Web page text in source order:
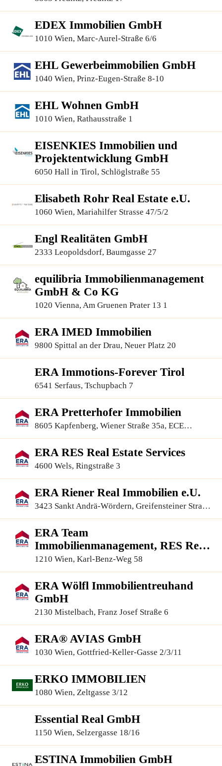
EDEX Immobilien GmbH
1010 Wien, Marc-Aurel-Straße 6/6
EHL Gewerbeimmobilien GmbH
1040 Wien, Prinz-Eugen-Straße 8-10
EHL Wohnen GmbH
1010 Wien, Rathausstraße 1
EISENKIES Immobilien und
Projektentwicklung GmbH
6050 Hall in Tirol, Schlöglstraße 55
Elisabeth Rohr Real Estate e.U.
1060 Wien, Mariahilfer Strasse 47/5/2
Engl Realitäten GmbH
2333 Leopoldsdorf, Baumgasse 27
equilibria Immobilienmanagement
GmbH & Co KG
1020 Vienna, Am Gruenen Prater 13 1
ERA IMED Immobilien
9800 Spittal an der Drau, Neuer Platz 20
ERA Immotions-Forever Tirol
6541 Serfaus, Tschupbach 7
ERA Pretterhofer Immobilien
8605 Kapfenberg, Wiener Straße 35a, ECE
ERA RES Real Estate Services
4600 Wels, Ringstraße 3
ERA Riener Real Immobilien e.U.
3423 Sankt Andrä-Wördern, Greifensteiner Straße
ERA Team
Immobilienmanagement, RES Real
Estate Services GmbH
1210 Wien, Karl-Benz-Weg 58
ERA Wölfl Immobilientreuhand
GmbH
2130 Mistelbach, Franz Josef Straße 6
ERA® AVIAS GmbH
1030 Wien, Gottfried-Keller-Gasse 2/3/11
ERKO IMMOBILIEN
1080 Wien, Zeltgasse 3/12
Essential Real GmbH
1150 Wien, Selzergasse 18/16
ESTINA Immobilien GmbH